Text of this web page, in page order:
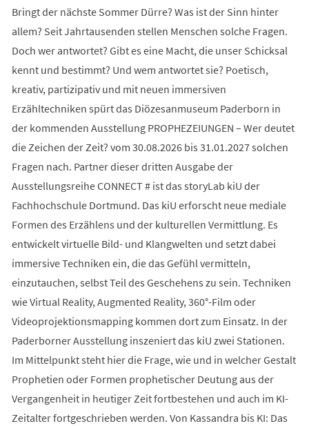
Bringt der nächste Sommer Dürre? Was ist der Sinn hinter
allem? Seit Jahrtausenden stellen Menschen solche Fragen.
Doch wer antwortet? Gibt es eine Macht, die unser Schicksal
kennt und bestimmt? Und wem antwortet sie? Poetisch,
kreativ, partizipativ und mit neuen immersiven
Erzähltechniken spürt das Diözesanmuseum Paderborn in
der kommenden Ausstellung PROPHEZEIUNGEN – Wer deutet
die Zeichen der Zeit? vom 30.08.2026 bis 31.01.2027 solchen
Fragen nach. Partner dieser dritten Ausgabe der
Ausstellungsreihe CONNECT # ist das storyLab kiU der
Fachhochschule Dortmund. Das kiU erforscht neue mediale
Formen des Erzählens und der kulturellen Vermittlung. Es
entwickelt virtuelle Bild- und Klangwelten und setzt dabei
immersive Techniken ein, die das Gefühl vermitteln,
einzutauchen, selbst Teil des Geschehens zu sein. Techniken
wie Virtual Reality, Augmented Reality, 360°-Film oder
Videoprojektionsmapping kommen dort zum Einsatz. In der
Paderborner Ausstellung inszeniert das kiU zwei Stationen.
Im Mittelpunkt steht hier die Frage, wie und in welcher Gestalt
Prophetien oder Formen prophetischer Deutung aus der
Vergangenheit in heutiger Zeit fortbestehen und auch im KI-
Zeitalter fortgeschrieben werden. Von Kassandra bis KI: Das